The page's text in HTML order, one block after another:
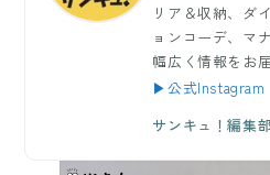
リア＆収納、ダ
ョンコーデ、マ
幅広く情報をお
▶公式Instagram
サンキュ！編集